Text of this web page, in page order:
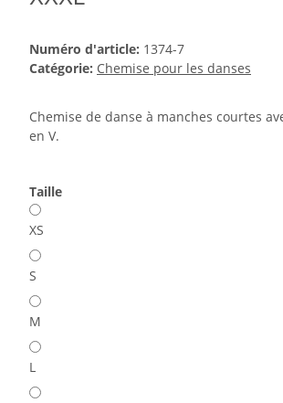
Numéro d'article: 1374-7
Catégorie: Chemise pour les danses
Chemise de danse à manches courtes
en V.
Taille
XS
S
M
L